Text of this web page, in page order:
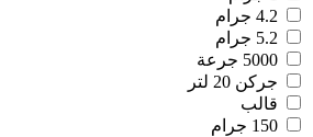
4.2 جرام
5.2 جرام
5000 جرعة
جركن 20 لتر
قالب
150 جرام